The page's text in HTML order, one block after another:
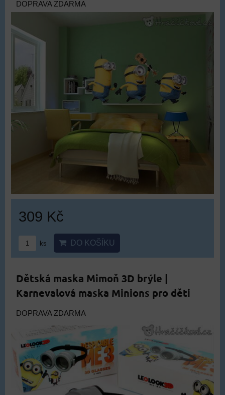
DOPRAVA ZDARMA
309 Kč
ks DO KOŠÍKU
Dětská maska Mimoň 3D brýle |
Karnevalová maska Minions pro děti
DOPRAVA ZDARMA